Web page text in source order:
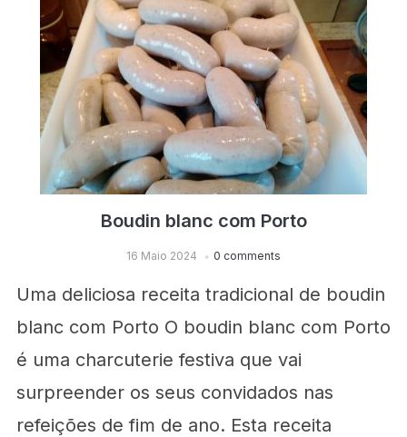
Boudin blanc com Porto
16 Maio 2024 0 comments
Uma deliciosa receita tradicional de boudin
blanc com Porto O boudin blanc com Porto
é uma charcuterie festiva que vai
surpreender os seus convidados nas
refeições de fim de ano. Esta receita